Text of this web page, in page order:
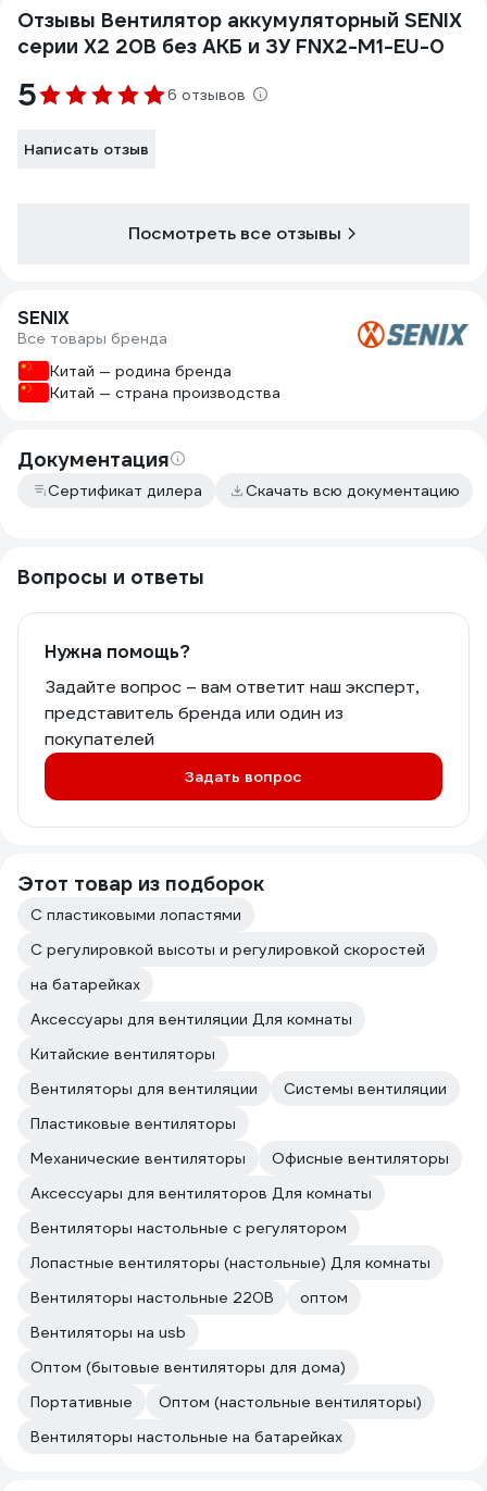
Отзывы Вентилятор аккумуляторный SENIX
серии X2 20В без АКБ и ЗУ FNX2-M1-EU-0
5 6 отзывов
Написать отзыв
Посмотреть все отзывы
SENIX
Все товары бренда
Китай — родина бренда
Китай — страна производства
Документация
Сертификат дилера Скачать всю документацию
Вопросы и ответы
Нужна помощь?
Задайте вопрос – вам ответит наш эксперт,
представитель бренда или один из
покупателей
Задать вопрос
Этот товар из подборок
С пластиковыми лопастями
С регулировкой высоты и регулировкой скоростей
на батарейках
Аксессуары для вентиляции Для комнаты
Китайские вентиляторы
Вентиляторы для вентиляции
Системы вентиляции
Пластиковые вентиляторы
Механические вентиляторы
Офисные вентиляторы
Аксессуары для вентиляторов Для комнаты
Вентиляторы настольные с регулятором
Лопастные вентиляторы (настольные) Для комнаты
Вентиляторы настольные 220В
оптом
Вентиляторы на usb
Оптом (бытовые вентиляторы для дома)
Портативные
Оптом (настольные вентиляторы)
Вентиляторы настольные на батарейках